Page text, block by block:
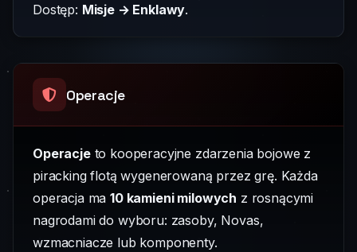
Dostęp: Misje → Enklawy.
Operacje
Operacjeto kooperacyjne zdarzenia bojowe z
piracking flotą wygenerowaną przez grę. Każda
operacja ma10 kamieni milowych z rosnącymi
nagrodami do wyboru: zasoby, Novas,
wzmacniacze lub komponenty.